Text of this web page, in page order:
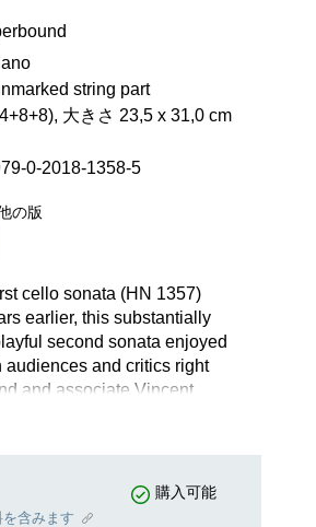
string part
大きさ 23,5 x 31,0 cm
0-2018-1358-5
の版
cello sonata (HN 1357)
earlier, this substantially
second sonata enjoyed
audiences and critics right
and associate Vincent
the day after the premiere
forgotten these days:
comes as no surprise that the
購入可能
含みます